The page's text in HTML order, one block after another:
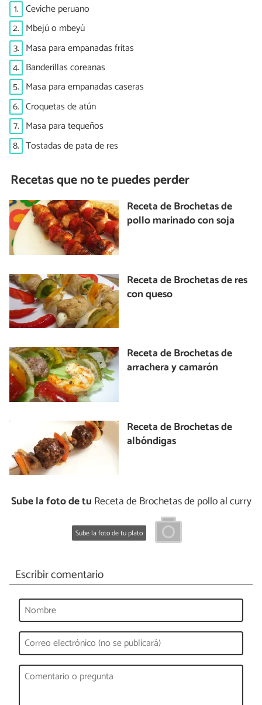
1. Ceviche peruano
2. Mbejú o mbeyú
3. Masa para empanadas fritas
4. Banderillas coreanas
5. Masa para empanadas caseras
6. Croquetas de atún
7. Masa para tequeños
8. Tostadas de pata de res
Recetas que no te puedes perder
Receta de Brochetas de
pollo marinado con soja
Receta de Brochetas de res
con queso
Receta de Brochetas de
arrachera y camarón
Receta de Brochetas de
albóndigas
Sube la foto de tu Receta de Brochetas de pollo al curry
Sube la foto de tu plato
Escribir comentario